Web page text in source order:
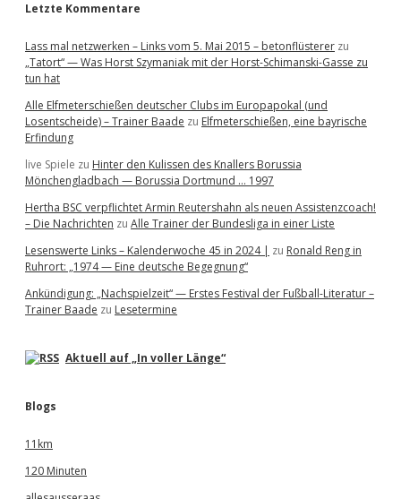
Letzte Kommentare
Lass mal netzwerken – Links vom 5. Mai 2015 – betonflüsterer zu
„Tatort“ — Was Horst Szymaniak mit der Horst-Schimanski-Gasse zu
tun hat
Alle Elfmeterschießen deutscher Clubs im Europapokal (und
Losentscheide) – Trainer Baade zu Elfmeterschießen, eine bayrische
Erfindung
live Spiele zu Hinter den Kulissen des Knallers Borussia
Mönchengladbach — Borussia Dortmund … 1997
Hertha BSC verpflichtet Armin Reutershahn als neuen Assistenzcoach!
– Die Nachrichten zu Alle Trainer der Bundesliga in einer Liste
Lesenswerte Links – Kalenderwoche 45 in 2024 | zu Ronald Reng in
Ruhrort: „1974 — Eine deutsche Begegnung“
Ankündigung: „Nachspielzeit“ — Erstes Festival der Fußball-Literatur –
Trainer Baade zu Lesetermine
Aktuell auf „In voller Länge“
Blogs
11km
120 Minuten